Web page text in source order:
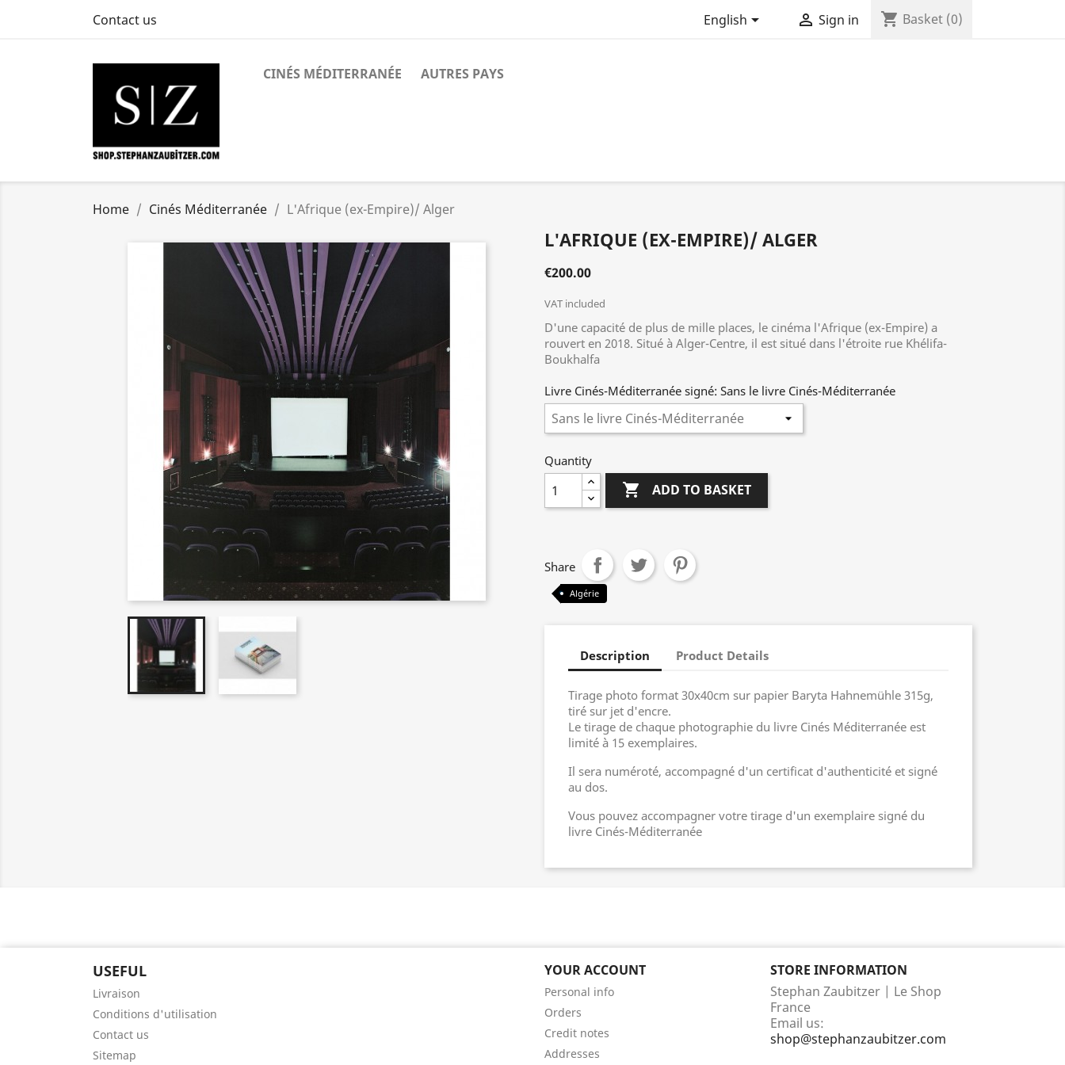
Contact us English  Sign in shopping_cart Basket (0)
CINÉS MÉDITERRANÉE AUTRES PAYS
Home Cinés Méditerranée L'Afrique (ex-Empire)/ Alger
L'AFRIQUE (EX-EMPIRE)/ ALGER
€200.00
VAT included
D'une capacité de plus de mille places, le cinéma l'Afrique (ex-Empire) a
rouvert en 2018. Situé à Alger-Centre, il est situé dans l'étroite rue Khélifa-
Boukhalfa
Livre Cinés-Méditerranée signé: Sans le livre Cinés-Méditerranée
Quantity
 ADD TO BASKET
Share
Algérie
Description Product Details
Tirage photo format 30x40cm sur papier Baryta Hahnemühle 315g,
tiré sur jet d'encre.
Le tirage de chaque photographie du livre Cinés Méditerranée est
limité à 15 exemplaires.
Il sera numéroté, accompagné d'un certificat d'authenticité et signé
au dos.
Vous pouvez accompagner votre tirage d'un exemplaire signé du
livre Cinés-Méditerranée
USEFUL
Livraison
Conditions d'utilisation
Contact us
Sitemap
YOUR ACCOUNT
Personal info
Orders
Credit notes
Addresses
STORE INFORMATION
Stephan Zaubitzer | Le Shop
France
Email us:
shop@stephanzaubitzer.com